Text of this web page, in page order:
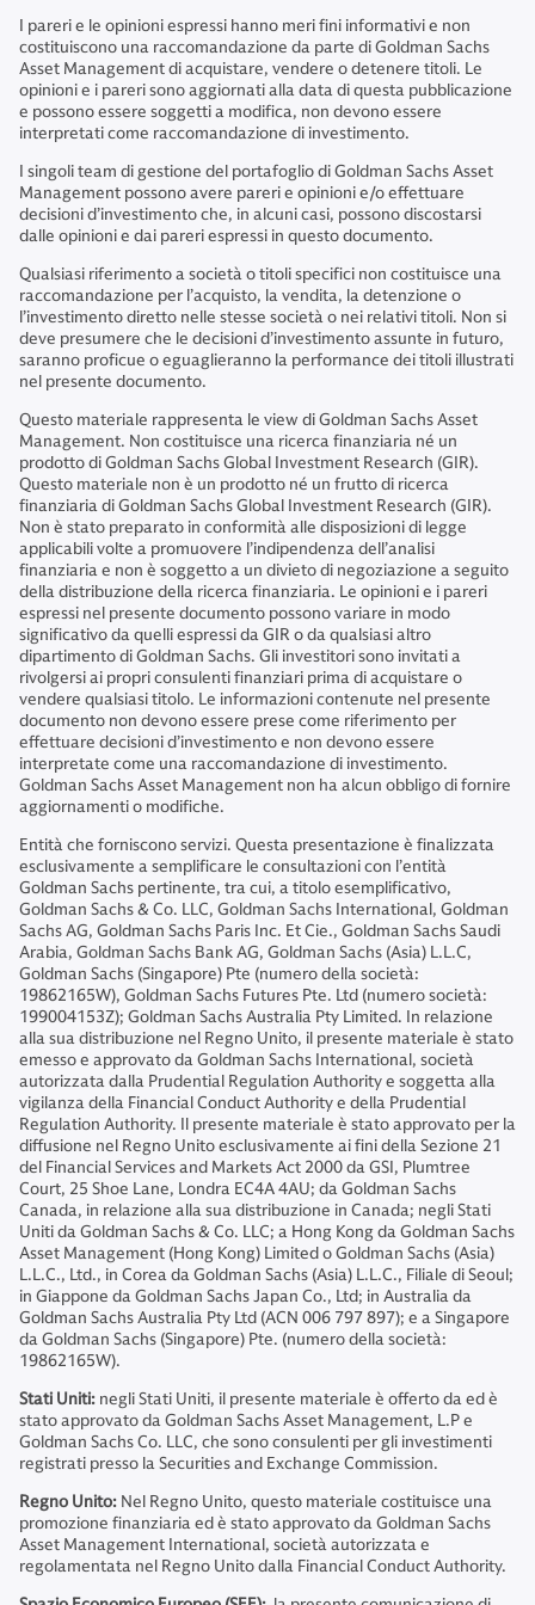
I pareri e le opinioni espressi hanno meri fini informativi e non
costituiscono una raccomandazione da parte di Goldman Sachs
Asset Management di acquistare, vendere o detenere titoli. Le
opinioni e i pareri sono aggiornati alla data di questa pubblicazione
e possono essere soggetti a modifica, non devono essere
interpretati come raccomandazione di investimento.
I singoli team di gestione del portafoglio di Goldman Sachs Asset
Management possono avere pareri e opinioni e/o effettuare
decisioni d’investimento che, in alcuni casi, possono discostarsi
dalle opinioni e dai pareri espressi in questo documento.
Qualsiasi riferimento a società o titoli specifici non costituisce una
raccomandazione per l’acquisto, la vendita, la detenzione o
l’investimento diretto nelle stesse società o nei relativi titoli. Non si
deve presumere che le decisioni d’investimento assunte in futuro,
saranno proficue o eguaglieranno la performance dei titoli illustrati
nel presente documento.
Questo materiale rappresenta le view di Goldman Sachs Asset
Management. Non costituisce una ricerca finanziaria né un
prodotto di Goldman Sachs Global Investment Research (GIR).
Questo materiale non è un prodotto né un frutto di ricerca
finanziaria di Goldman Sachs Global Investment Research (GIR).
Non è stato preparato in conformità alle disposizioni di legge
applicabili volte a promuovere l’indipendenza dell’analisi
finanziaria e non è soggetto a un divieto di negoziazione a seguito
della distribuzione della ricerca finanziaria. Le opinioni e i pareri
espressi nel presente documento possono variare in modo
significativo da quelli espressi da GIR o da qualsiasi altro
dipartimento di Goldman Sachs. Gli investitori sono invitati a
rivolgersi ai propri consulenti finanziari prima di acquistare o
vendere qualsiasi titolo. Le informazioni contenute nel presente
documento non devono essere prese come riferimento per
effettuare decisioni d’investimento e non devono essere
interpretate come una raccomandazione di investimento.
Goldman Sachs Asset Management non ha alcun obbligo di fornire
aggiornamenti o modifiche.
Entità che forniscono servizi. Questa presentazione è finalizzata
esclusivamente a semplificare le consultazioni con l’entità
Goldman Sachs pertinente, tra cui, a titolo esemplificativo,
Goldman Sachs & Co. LLC, Goldman Sachs International, Goldman
Sachs AG, Goldman Sachs Paris Inc. Et Cie., Goldman Sachs Saudi
Arabia, Goldman Sachs Bank AG, Goldman Sachs (Asia) L.L.C,
Goldman Sachs (Singapore) Pte (numero della società:
19862165W), Goldman Sachs Futures Pte. Ltd (numero società:
199004153Z); Goldman Sachs Australia Pty Limited. In relazione
alla sua distribuzione nel Regno Unito, il presente materiale è stato
emesso e approvato da Goldman Sachs International, società
autorizzata dalla Prudential Regulation Authority e soggetta alla
vigilanza della Financial Conduct Authority e della Prudential
Regulation Authority. Il presente materiale è stato approvato per la
diffusione nel Regno Unito esclusivamente ai fini della Sezione 21
del Financial Services and Markets Act 2000 da GSI, Plumtree
Court, 25 Shoe Lane, Londra EC4A 4AU; da Goldman Sachs
Canada, in relazione alla sua distribuzione in Canada; negli Stati
Uniti da Goldman Sachs & Co. LLC; a Hong Kong da Goldman Sachs
Asset Management (Hong Kong) Limited o Goldman Sachs (Asia)
L.L.C., Ltd., in Corea da Goldman Sachs (Asia) L.L.C., Filiale di Seoul;
in Giappone da Goldman Sachs Japan Co., Ltd; in Australia da
Goldman Sachs Australia Pty Ltd (ACN 006 797 897); e a Singapore
da Goldman Sachs (Singapore) Pte. (numero della società:
19862165W).
Stati Uniti: negli Stati Uniti, il presente materiale è offerto da ed è
stato approvato da Goldman Sachs Asset Management, L.P e
Goldman Sachs Co. LLC, che sono consulenti per gli investimenti
registrati presso la Securities and Exchange Commission.
Regno Unito: Nel Regno Unito, questo materiale costituisce una
promozione finanziaria ed è stato approvato da Goldman Sachs
Asset Management International, società autorizzata e
regolamentata nel Regno Unito dalla Financial Conduct Authority.